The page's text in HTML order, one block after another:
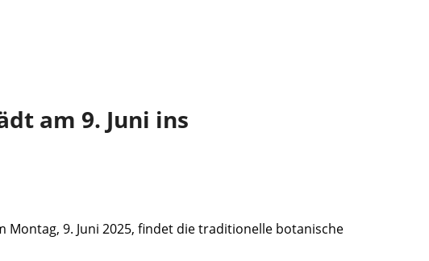
am 9. Juni ins
9. Juni 2025, findet die traditionelle botanische